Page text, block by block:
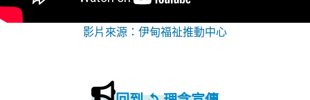
影片來源：伊甸福祉推動中心